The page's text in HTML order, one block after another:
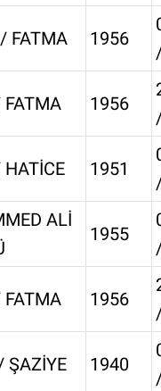
FATMA 1956
1956
1951
ALİ
1955
1956
ŞAZİYE 1940